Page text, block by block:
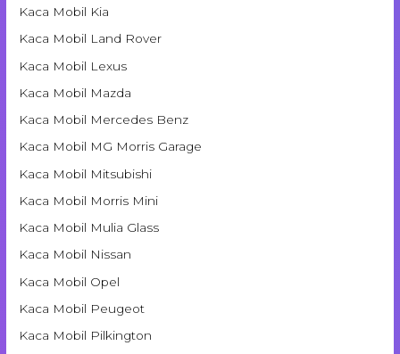
Kaca Mobil Kia
Kaca Mobil Land Rover
Kaca Mobil Lexus
Kaca Mobil Mazda
Kaca Mobil Mercedes Benz
Kaca Mobil MG Morris Garage
Kaca Mobil Mitsubishi
Kaca Mobil Morris Mini
Kaca Mobil Mulia Glass
Kaca Mobil Nissan
Kaca Mobil Opel
Kaca Mobil Peugeot
Kaca Mobil Pilkington